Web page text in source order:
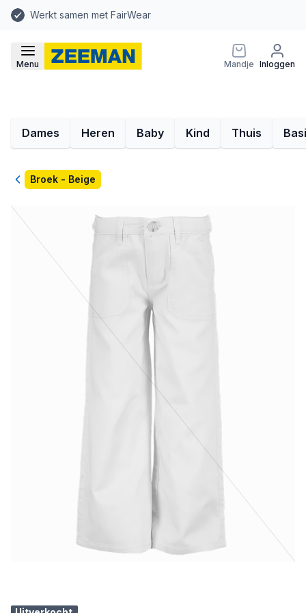
Werkt samen met FairWear
Menu Mandje Inloggen
Dames Heren Baby Kind Thuis
TerugBroek - Beige